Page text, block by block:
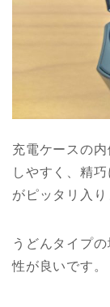
充電ケースの
しやすく、精
がピッタリ入り
うどんタイプ
性が良いです。